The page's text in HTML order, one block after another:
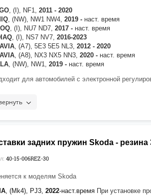
, (I), NF1, 2011 - 2020
, (NW), NW1 NW4, 2019 - наст. время
, (I), NU7 ND7, 2017 - наст. время
, (I), NS7 NV7, 2016-2023
, (A7), 5E3 5E5 NL3, 2012 - 2020
, (A8), NX3 NX5 NN3, 2020 - наст. время
, (NW), NW1, 2019 - наст. время
для автомобилей с электронной
нанести фиксатор
задних пружин Skoda -
40-15-006REZ-30
к моделям Skoda
, (Mk4), PJ3, 2022-наст.время При установке